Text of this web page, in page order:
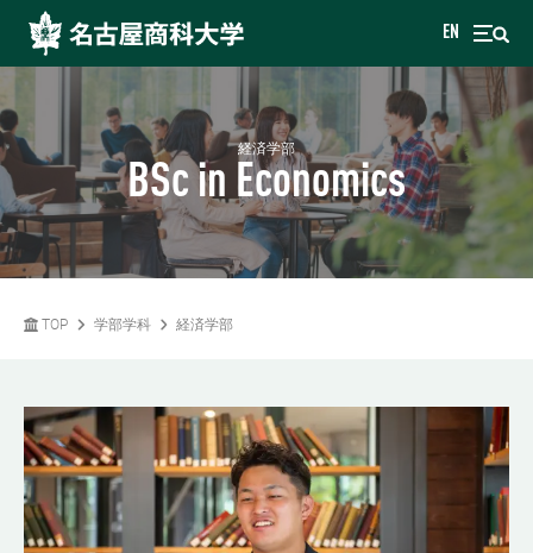
EN
経済学部
BSc in Economics
TOP 学部学科 経済学部